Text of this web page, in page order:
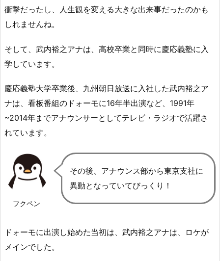
衝撃だったし、人生観を変える大きな出来事だったのかも
しれませんね。
そして、武内裕之アナは、高校卒業と同時に慶応義塾に入
学しています。
慶応義塾大学卒業後、九州朝日放送に入社した武内裕之ア
ナは、看板番組のドォーモに16年半出演など、 1991年
~2014年までアナウンサーとしてテレビ・ラジオで活躍さ
れています。
フクペン
その後、アナウンス部から東京支社に
異動となっていてびっくり！
ドォーモに出演し始めた当初は、武内裕之アナは、ロケが
メインでした。